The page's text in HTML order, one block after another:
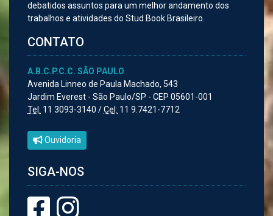
debatidos assuntos para um melhor andamento dos
trabalhos e atividades do Stud Book Brasileiro.
CONTATO
A.B.C.P.C.C. SÃO PAULO
Avenida Linneo de Paula Machado, 543
Jardim Everest - São Paulo/SP - CEP 05601-001
Tel: 11 3093-3140 /Cel: 11 9.7421-7712
Ouvidoria
SIGA-NOS